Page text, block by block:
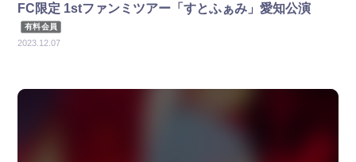
FC限定 1stファンミツアー「すとふぁみ」愛知公演
有料会員
2023.12.07